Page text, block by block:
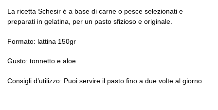
La ricetta Schesir è a base di carne o pesce selezionati e
preparati in gelatina, per un pasto sfizioso e originale.
Formato: lattina 150gr
Gusto: tonnetto e aloe
Consigli d’utilizzo: Puoi servire il pasto fino a due volte al giorno.